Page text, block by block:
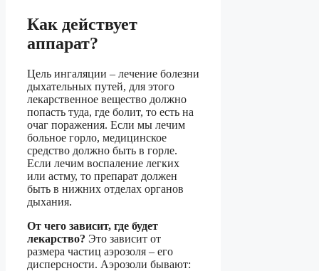
Как действует
аппарат?
Цель ингаляции – лечение болезни
дыхательных путей, для этого
лекарственное вещество должно
попасть туда, где болит, то есть на
очаг поражения. Если мы лечим
больное горло, медицинское
средство должно быть в горле.
Если лечим воспаление легких
или астму, то препарат должен
быть в нижних отделах органов
дыхания.
От чего зависит, где будет
лекарство? Это зависит от
размера частиц аэрозоля – его
дисперсности. Аэрозоли бывают: